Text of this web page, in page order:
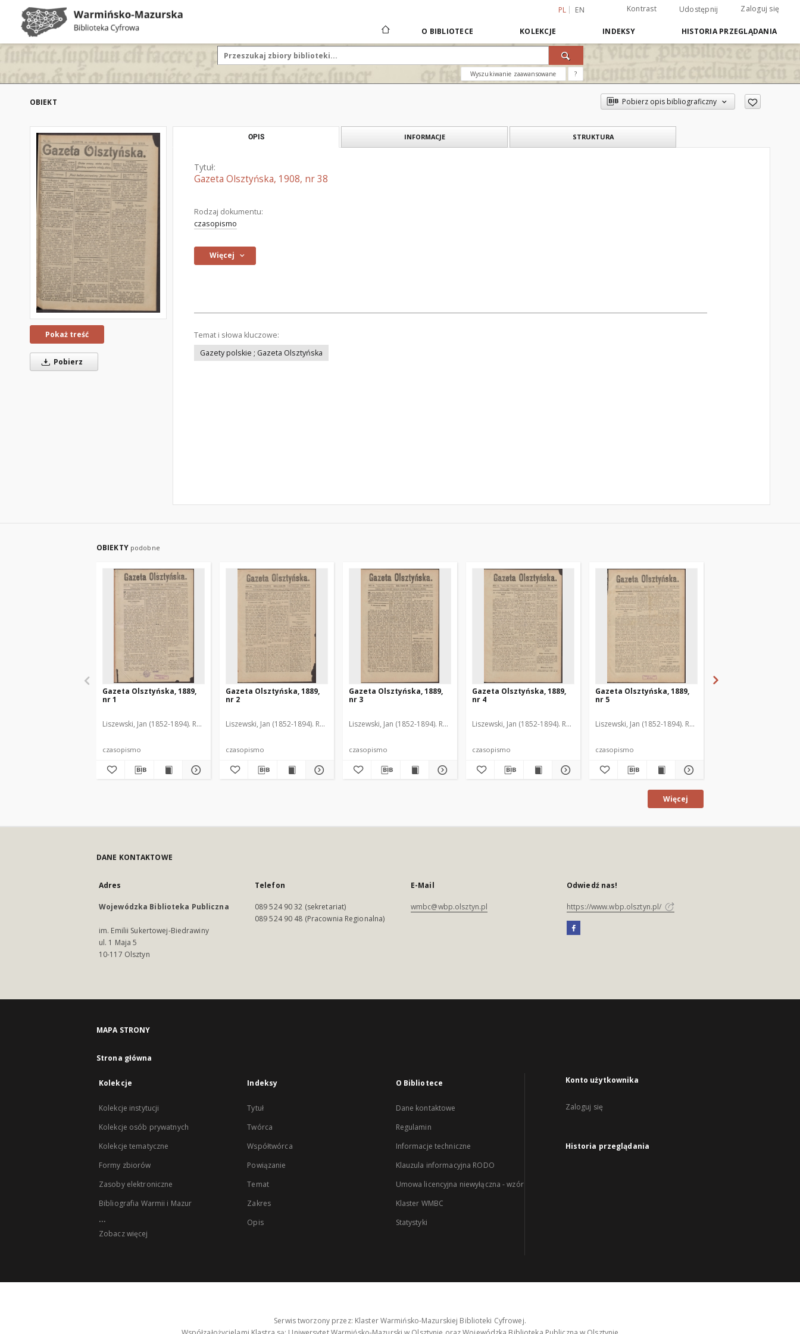
PL EN Kontrast Udostępnij Zaloguj się
O BIBLIOTECE KOLEKCJE INDEKSY HISTORIA PRZEGLĄDANIA
Wyszukiwanie zaawansowane ?
OBIEKT Pobierz opis bibliograficzny
Pokaż treść
Pobierz
OPIS INFORMACJE STRUKTURA
Tytuł:
Gazeta Olsztyńska, 1908, nr 38
Rodzaj dokumentu:
czasopismo
Więcej
Temat i słowa kluczowe:
Gazety polskie ; Gazeta Olsztyńska
OBIEKTY podobne
Gazeta Olsztyńska, 1889,
nr 1
Liszewski, Jan (1852-1894). Red.
czasopismo
Gazeta Olsztyńska, 1889,
nr 2
Liszewski, Jan (1852-1894). Red.
czasopismo
Gazeta Olsztyńska, 1889,
nr 3
Liszewski, Jan (1852-1894). Red.
czasopismo
Gazeta Olsztyńska, 1889,
nr 4
Liszewski, Jan (1852-1894). Red.
czasopismo
Gazeta Olsztyńska, 1889,
nr 5
Liszewski, Jan (1852-1894). Red.
czasopismo
Więcej
DANE KONTAKTOWE
Adres
Wojewódzka Biblioteka Publiczna
im. Emilii Sukertowej-Biedrawiny
ul. 1 Maja 5
10-117 Olsztyn
Telefon
089 524 90 32 (sekretariat)
089 524 90 48 (Pracownia Regionalna)
E-Mail
wmbc@wbp.olsztyn.pl
Odwiedź nas!
https://www.wbp.olsztyn.pl/
MAPA STRONY
Strona główna
Kolekcje
Kolekcje instytucji
Kolekcje osób prywatnych
Kolekcje tematyczne
Formy zbiorów
Zasoby elektroniczne
Bibliografia Warmii i Mazur
...
Zobacz więcej
Indeksy
Tytuł
Twórca
Współtwórca
Powiązanie
Temat
Zakres
Opis
O Bibliotece
Dane kontaktowe
Regulamin
Informacje techniczne
Klauzula informacyjna RODO
Umowa licencyjna niewyłączna - wzór
Klaster WMBC
Statystyki
Konto użytkownika
Zaloguj się
Historia przeglądania
Serwis tworzony przez: Klaster Warmińsko-Mazurskiej Biblioteki Cyfrowej.